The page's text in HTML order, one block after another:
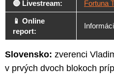
🔴 Livestream: Fortuna
📱 Online
report:
Slovensko: zverenci
v prvých dvoch blokoch